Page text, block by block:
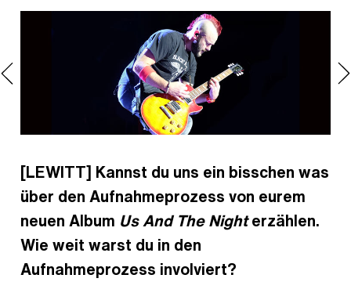
[LEWITT] Kannst du uns ein bisschen was
über den Aufnahmeprozess von eurem
neuen Album Us And The Nighterzählen.
Wie weit warst du in den
Aufnahmeprozess involviert?